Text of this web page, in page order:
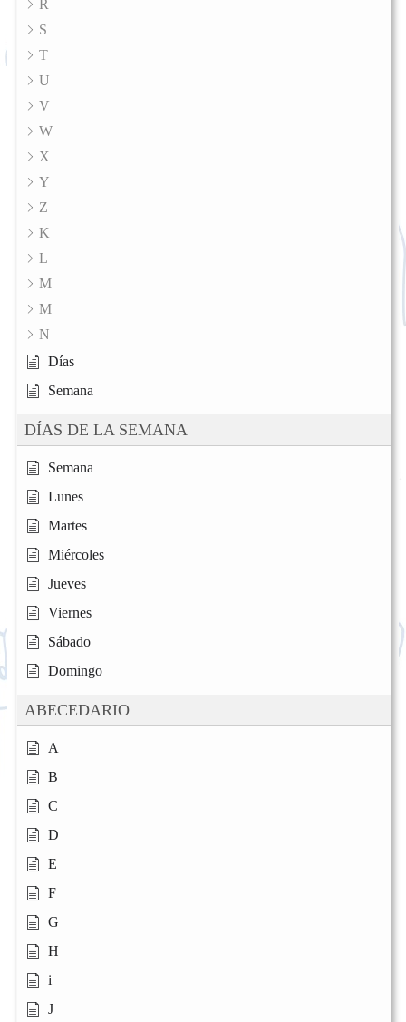
R
S
T
U
V
W
X
Y
Z
K
L
M
M
N
Días
Semana
DÍAS DE LA SEMANA
Semana
Lunes
Martes
Miércoles
Jueves
Viernes
Sábado
Domingo
ABECEDARIO
A
B
C
D
E
F
G
H
i
J